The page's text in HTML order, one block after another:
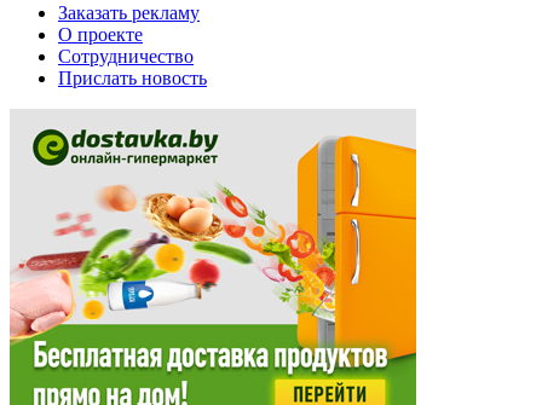
Заказать рекламу
О проекте
Сотрудничество
Прислать новость